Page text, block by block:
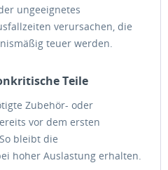
ungeeignetes
verursachen, die
teuer werden.
Teile
Zubehör- oder
vor dem ersten
bleibt die
hoher Auslastung erhalten.